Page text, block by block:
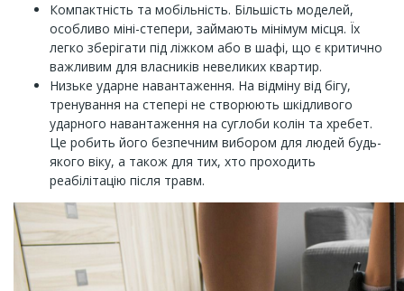
Компактність та мобільність. Більшість моделей,
особливо міні-степери, займають мінімум місця. Їх
легко зберігати під ліжком або в шафі, що є критично
важливим для власників невеликих квартир.
Низьке ударне навантаження. На відміну від бігу,
тренування на степері не створюють шкідливого
ударного навантаження на суглоби колін та хребет.
Це робить його безпечним вибором для людей будь-
якого віку, а також для тих, хто проходить
реабілітацію після травм.